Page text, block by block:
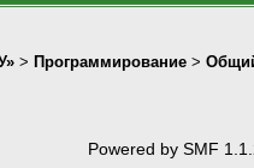
> Программирование >
Powered by SMF